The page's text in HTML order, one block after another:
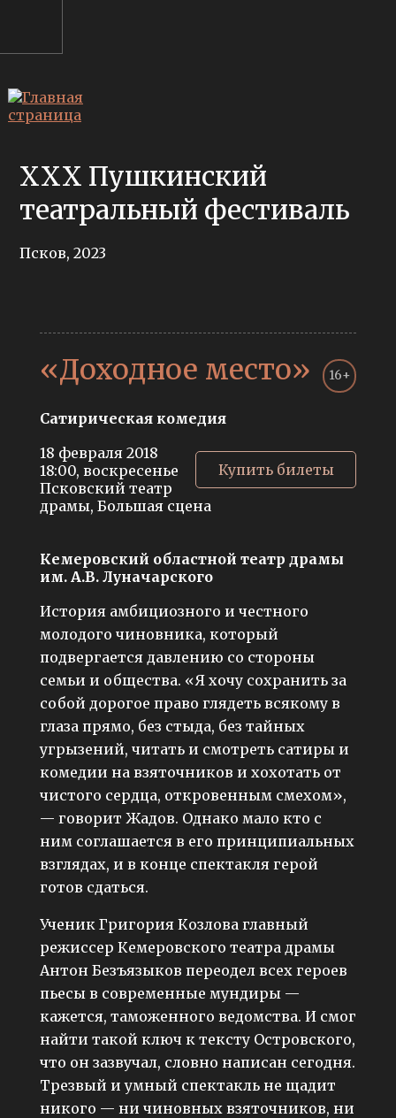
XXX Пушкинский
театральный фестиваль
Псков, 2023
16+
«Доходное место»
Сатирическая комедия
Купить билеты
18 февраля 2018
18:00, воскресенье
Псковский театр
драмы, Большая сцена
Кемеровский областной театр драмы
им. А.В. Луначарского
История амбициозного и честного
молодого чиновника, который
подвергается давлению со стороны
семьи и общества. «Я хочу сохранить за
собой дорогое право глядеть всякому в
глаза прямо, без стыда, без тайных
угрызений, читать и смотреть сатиры и
комедии на взяточников и хохотать от
чистого сердца, откровенным смехом»,
— говорит Жадов. Однако мало кто с
ним соглашается в его принципиальных
взглядах, и в конце спектакля герой
готов сдаться.
Ученик Григория Козлова главный
режиссер Кемеровского театра драмы
Антон Безъязыков переодел всех героев
пьесы в современные мундиры —
кажется, таможенного ведомства. И смог
найти такой ключ к тексту Островского,
что он зазвучал, словно написан сегодня.
Трезвый и умный спектакль не щадит
никого — ни чиновных взяточников, ни